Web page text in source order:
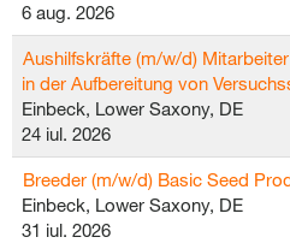
6 aug. 2026
Aushilfskräfte (m/w/d)
in der Aufbereitung von
Einbeck, Lower Saxony, DE
24 iul. 2026
Breeder (m/w/d) Basic Seed
Einbeck, Lower Saxony, DE
31 iul. 2026